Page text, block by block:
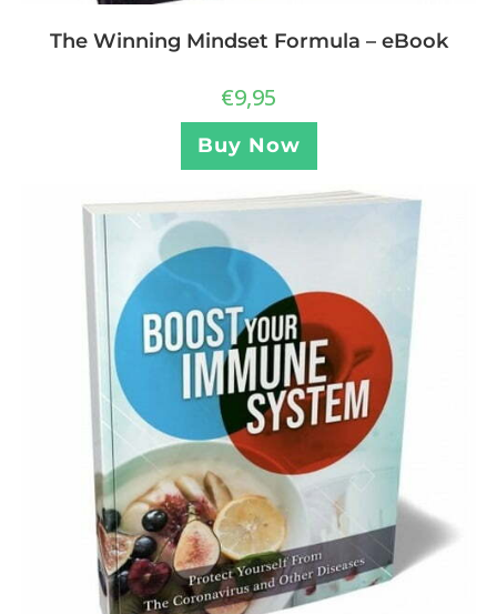
The Winning Mindset Formula – eBook
€9,95
Buy Now